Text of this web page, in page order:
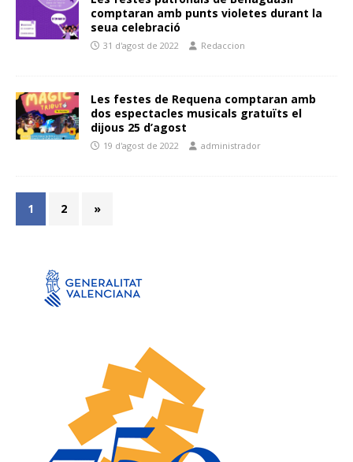
comptaran amb punts violetes durant la
seua celebració
31 d'agost de 2022 Redaccion
Les festes de Requena comptaran amb
dos espectacles musicals gratuïts el
dijous 25 d’agost
19 d'agost de 2022 administrador
1 2 »